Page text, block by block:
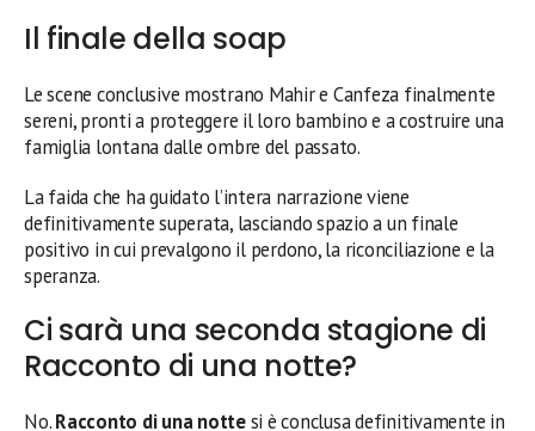
Il finale della soap
Le scene conclusive mostrano Mahir e Canfeza finalmente
sereni, pronti a proteggere il loro bambino e a costruire una
famiglia lontana dalle ombre del passato.
La faida che ha guidato l’intera narrazione viene
definitivamente superata, lasciando spazio a un finale
positivo in cui prevalgono il perdono, la riconciliazione e la
speranza.
Ci sarà una seconda stagione di
Racconto di una notte?
No.Racconto di una nottesi è conclusa definitivamente in